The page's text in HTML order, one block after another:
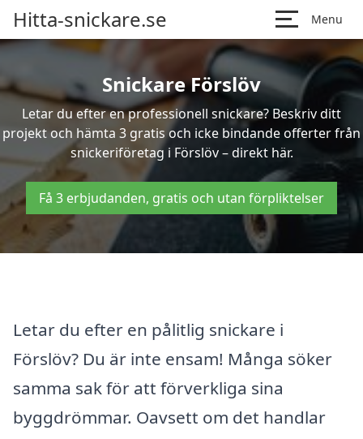
Hitta-snickare.se Menu
Snickare Förslöv
Letar du efter en professionell snickare? Beskriv ditt
projekt och hämta 3 gratis och icke bindande offerter från
snickeriföretag i Förslöv – direkt här.
Få 3 erbjudanden, gratis och utan förpliktelser
Letar du efter en pålitlig snickare i
Förslöv? Du är inte ensam! Många söker
samma sak för att förverkliga sina
byggdrömmar. Oavsett om det handlar